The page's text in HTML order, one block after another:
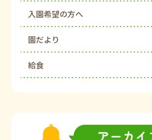
入園希望の方へ
園だより
給食